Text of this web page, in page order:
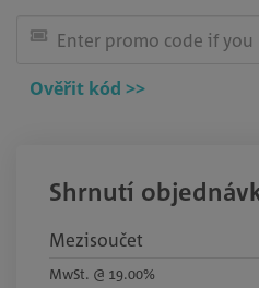
Ověřit kód >>
Shrnutí
Mezisoučet
MwSt. @ 19.00%